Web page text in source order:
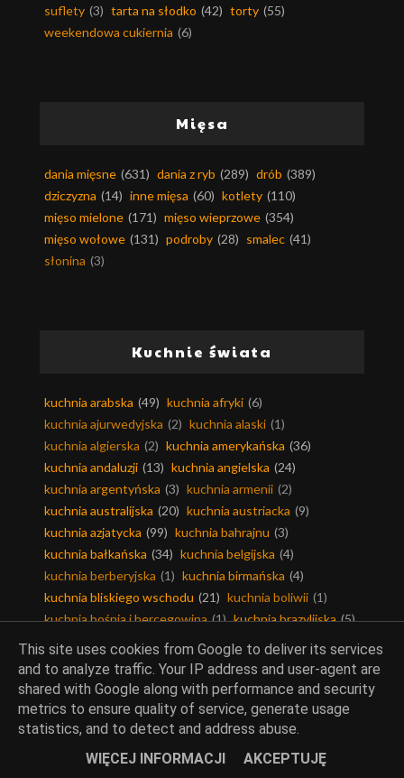
suflety (3) tarta na słodko (42) torty (55)
weekendowa cukiernia (6)
Mięsa
dania mięsne (631) dania z ryb (289) drób (389)
dziczyzna (14) inne mięsa (60) kotlety (110)
mięso mielone (171) mięso wieprzowe (354)
mięso wołowe (131) podroby (28) smalec (41)
słonina (3)
Kuchnie świata
kuchnia arabska (49) kuchnia afryki (6)
kuchnia ajurwedyjska (2) kuchnia alaski (1)
kuchnia algierska (2) kuchnia amerykańska (36)
kuchnia andaluzji (13) kuchnia angielska (24)
kuchnia argentyńska (3) kuchnia armenii (2)
kuchnia australijska (20) kuchnia austriacka (9)
kuchnia azjatycka (99) kuchnia bahrajnu (3)
kuchnia bałkańska (34) kuchnia belgijska (4)
kuchnia berberyjska (1) kuchnia birmańska (4)
kuchnia bliskiego wschodu (21) kuchnia boliwii (1)
kuchnia bośnia i hercegowina (1) kuchnia brazylijska (5)
kuchnia bułgarska
(11) kuchnia chińska
(58)
kuchnia chorwacka
(11) kuchnia czarnogóry
kuchnia czeska (7) kuchnia duńska (6)
kuchnia egipska (5) kuchnia ekwadoru (1)
kuchnia filipin (3) kuchnia fińska (5)
kuchnia gruzińska
This site uses cookies from Google to deliver its services
and to analyze traffic. Your IP address and user-agent are
shared with Google along with performance and security
metrics to ensure quality of service, generate usage
statistics, and to detect and address abuse.
WIĘCEJ INFORMACJI
AKCEPTUJĘ